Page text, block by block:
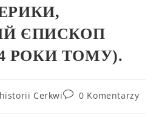
ЄПИСКОП
РОКИ ТОМУ).
Cerkwi 0 Komentarzy